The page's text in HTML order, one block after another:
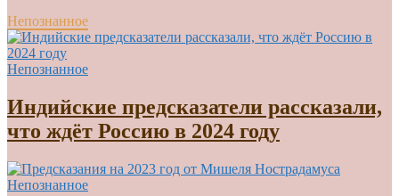
Непознанное
Непознанное
Индийские предсказатели рассказали,
что ждёт Россию в 2024 году
Непознанное